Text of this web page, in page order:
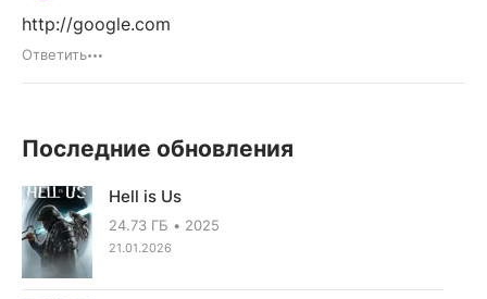
http://google.com
Ответить
Последние обновления
Hell is Us
24.73 ГБ 2025
21.01.2026